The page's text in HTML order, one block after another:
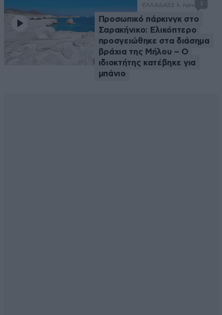
ΕΛΛΑΔΑ32 λ. πριν 3
Προσωπικό πάρκινγκ στο
Σαρακήνικο: Ελικόπτερο
προσγειώθηκε στα διάσημα
βράχια της Μήλου – Ο
ιδιοκτήτης κατέβηκε για
μπάνιο